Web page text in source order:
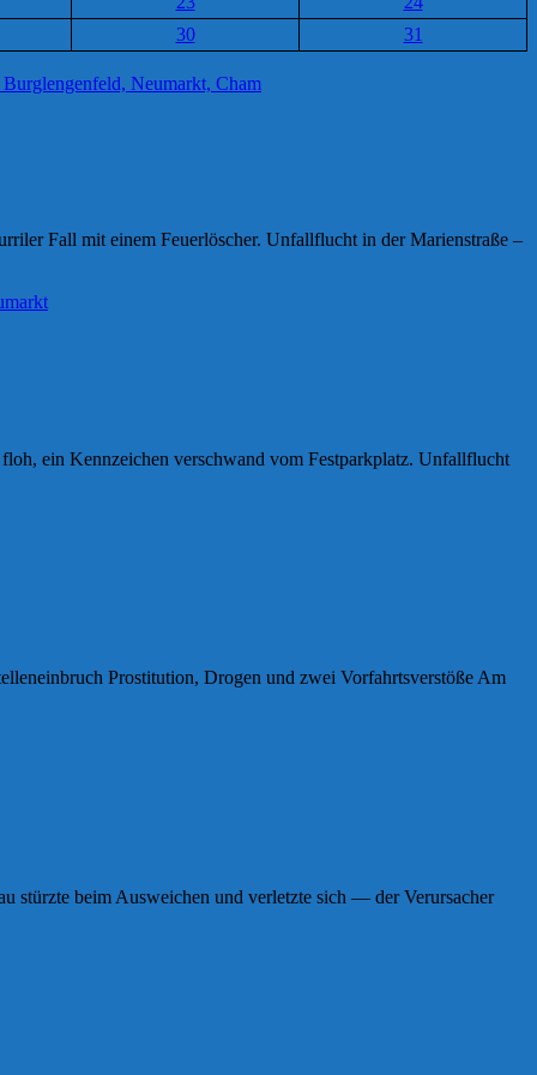
30
31
Fall mit einem Feuerlöscher. Unfallflucht in der Marienstraße –
ein Kennzeichen verschwand vom Festparkplatz. Unfallflucht
Prostitution, Drogen und zwei Vorfahrtsverstöße Am
stürzte beim Ausweichen und verletzte sich — der Verursacher